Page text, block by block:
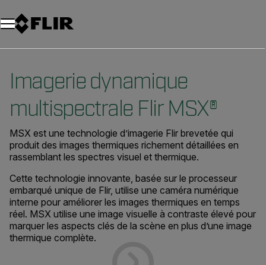
Unread messages
Modèle
Supprimer
articles
article
Ajouter au panier
Ajouté au panier
Imagerie dynamique
multispectrale Flir MSX®
MSX est une technologie d’imagerie Flir brevetée qui
produit des images thermiques richement détaillées en
rassemblant les spectres visuel et thermique.
Cette technologie innovante, basée sur le processeur
embarqué unique de Flir, utilise une caméra numérique
interne pour améliorer les images thermiques en temps
réel. MSX utilise une image visuelle à contraste élevé pour
marquer les aspects clés de la scène en plus d’une image
thermique complète.